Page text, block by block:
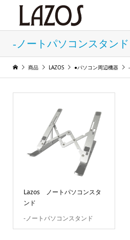
-ノートパソコンスタンド
商品 LAZOS ●パソコン周辺機器
Lazos ノートパソコンスタ
ンド
-ノートパソコンスタンド